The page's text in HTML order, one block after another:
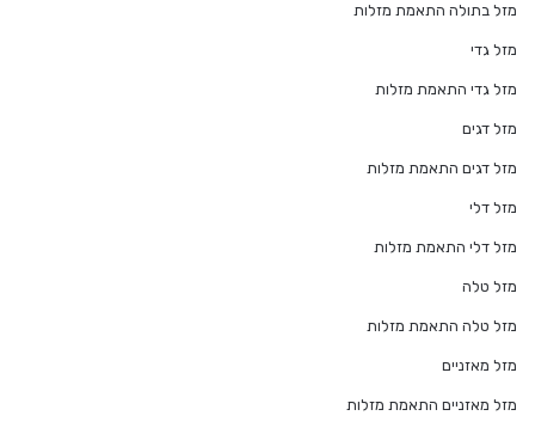
מזל בתולה התאמת מזלות
מזל גדי
מזל גדי התאמת מזלות
מזל דגים
מזל דגים התאמת מזלות
מזל דלי
מזל דלי התאמת מזלות
מזל טלה
מזל טלה התאמת מזלות
מזל מאזניים
מזל מאזניים התאמת מזלות